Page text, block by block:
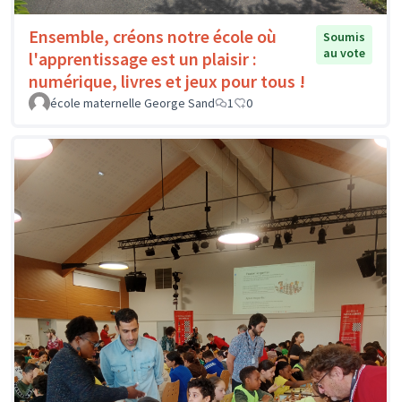
Ensemble, créons notre école où
l'apprentissage est un plaisir :
numérique, livres et jeux pour tous !
Soumis
au vote
école maternelle George Sand 1 0